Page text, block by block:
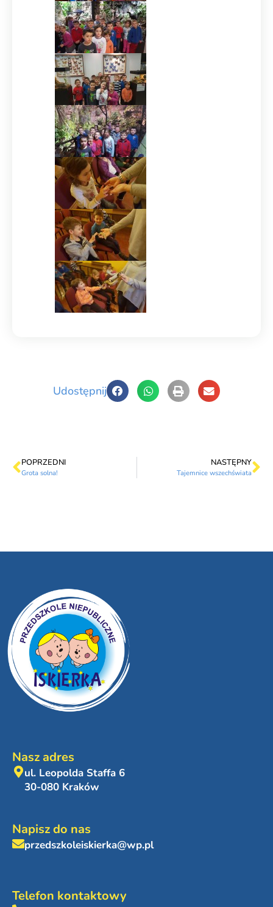
Udostępnij
POPRZEDNI
Grota solna!
NASTĘPNY
Tajemnice wszechświata
Nasz adres
ul. Leopolda Staffa 6
30-080 Kraków
Napisz do nas
przedszkoleiskierka@wp.pl
Telefon kontaktowy